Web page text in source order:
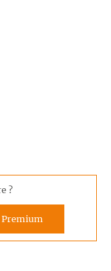
?
Premium